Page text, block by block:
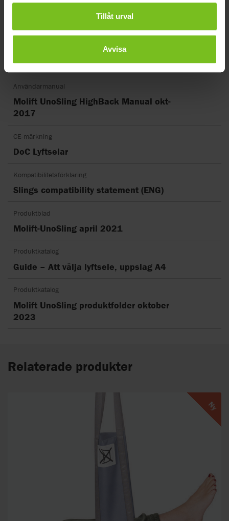
Tillåt urval
Avvisa
Val av dokument
Rensa filter
Användarmanual
Molift UnoSling HighBack Manual okt-
2017
CE-märkning
DoC Lyftselar
Kompatibilitetsförklaring
Slings compatibility statement (ENG)
Produktblad
Molift-UnoSling april 2021
Produktkatalog
Guide – Att välja lyftsele, uppslag A4
Produktkatalog
Molift UnoSling produktfolder oktober
2023
Relaterade produkter
Ny